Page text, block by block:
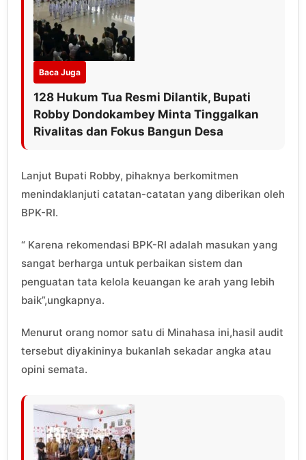
Baca Juga
128 Hukum Tua Resmi Dilantik, Bupati
Robby Dondokambey Minta Tinggalkan
Rivalitas dan Fokus Bangun Desa
Lanjut Bupati Robby, pihaknya berkomitmen
menindaklanjuti catatan-catatan yang diberikan oleh
BPK-RI.
“ Karena rekomendasi BPK-RI adalah masukan yang
sangat berharga untuk perbaikan sistem dan
penguatan tata kelola keuangan ke arah yang lebih
baik”,ungkapnya.
Menurut orang nomor satu di Minahasa ini,hasil audit
tersebut diyakininya bukanlah sekadar angka atau
opini semata.